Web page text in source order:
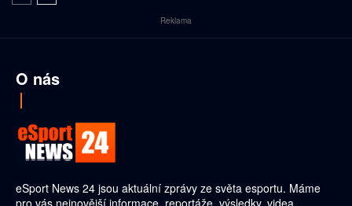
Reklama
O nás
eSport News 24 jsou aktuální zprávy ze světa esportu. Máme
pro vás nejnovější informace, reportáže, výsledky, videa.